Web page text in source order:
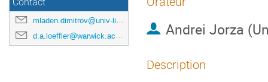
Contact
mladen.dimitrov@univ-lille.fr
d.a.loeffler@warwick.ac.uk
Andrei Jorza
Description